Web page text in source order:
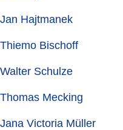
Jan Hajtmanek
Thiemo Bischoff
Walter Schulze
Thomas Mecking
Jana Victoria Müller